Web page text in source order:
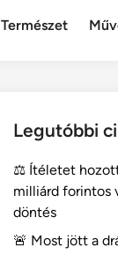
Természet
Legutóbbi
⚖️ Ítéletet
milliárd forintos
döntés
🚨 Most jött a